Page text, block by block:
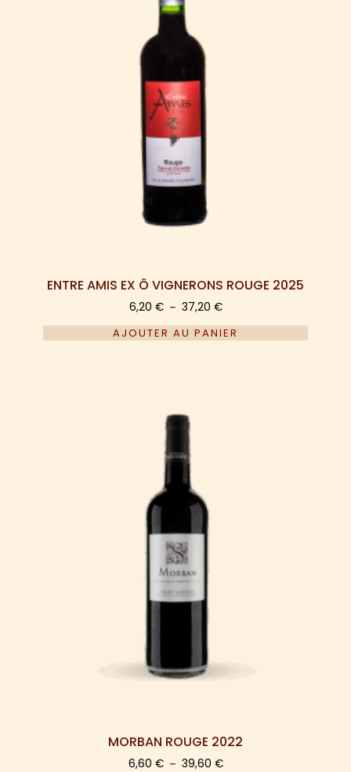
ENTRE AMIS EX Ô VIGNERONS ROUGE 2025
6,20 € – 37,20 €
AJOUTER AU PANIER
MORBAN ROUGE 2022
6,60 € – 39,60 €